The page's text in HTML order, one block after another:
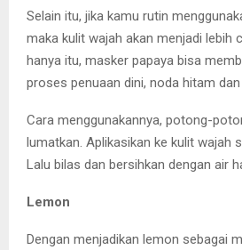
Selain itu, jika kamu rutin
maka kulit wajah akan menjadi lebih
hanya itu, masker papaya bisa
proses penuaan dini, noda hitam
Cara menggunakannya, potong-
lumatkan. Aplikasikan ke kulit wajah
Lalu bilas dan bersihkan dengan air
Lemon
Dengan menjadikan lemon sebagai